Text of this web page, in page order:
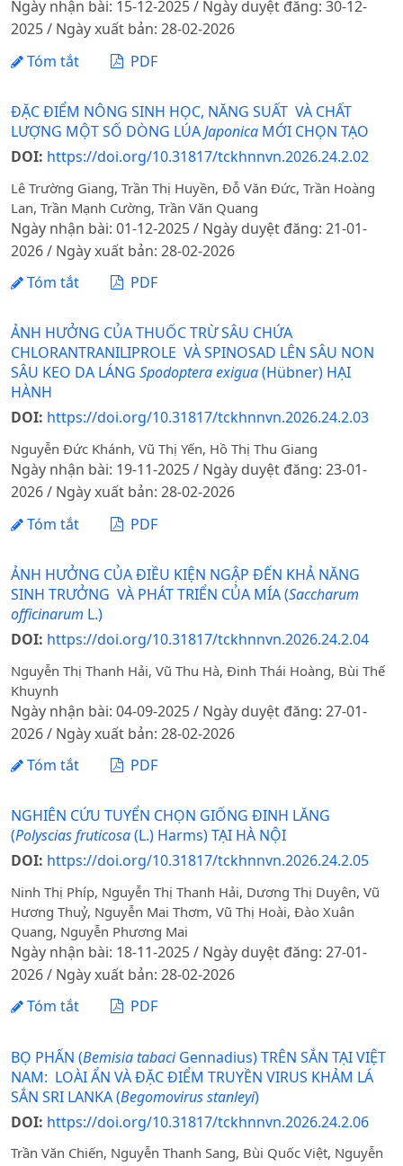
Ngày nhận bài: 15-12-2025 / Ngày duyệt đăng: 30-12-
2025 / Ngày xuất bản: 28-02-2026
Tóm tắt
PDF
ĐẶC ĐIỂM NÔNG SINH HỌC, NĂNG SUẤT VÀ CHẤT
LƯỢNG MỘT SỐ DÒNG LÚAJaponica MỚI CHỌN TẠO
DOI: https://doi.org/10.31817/tckhnnvn.2026.24.2.02
Lê Trường Giang, Trần Thị Huyền, Đỗ Văn Đức, Trần Hoàng
Lan, Trần Mạnh Cường, Trần Văn Quang
Ngày nhận bài: 01-12-2025 / Ngày duyệt đăng: 21-01-
2026 / Ngày xuất bản: 28-02-2026
Tóm tắt
PDF
ẢNH HƯỞNG CỦA THUỐC TRỪ SÂU CHỨA
CHLORANTRANILIPROLE VÀ SPINOSAD LÊN SÂU NON
SÂU KEO DA LÁNG Spodoptera exigua(Hübner) HẠI
HÀNH
DOI: https://doi.org/10.31817/tckhnnvn.2026.24.2.03
Nguyễn Đức Khánh, Vũ Thị Yến, Hồ Thị Thu Giang
Ngày nhận bài: 19-11-2025 / Ngày duyệt đăng: 23-01-
2026 / Ngày xuất bản: 28-02-2026
Tóm tắt
PDF
ẢNH HƯỞNG CỦA ĐIỀU KIỆN NGẬP ĐẾN KHẢ NĂNG
SINH TRƯỞNG VÀ PHÁT TRIỂN CỦA MÍA (Saccharum
officinarum L.)
DOI: https://doi.org/10.31817/tckhnnvn.2026.24.2.04
Nguyễn Thị Thanh Hải, Vũ Thu Hà, Đinh Thái Hoàng, Bùi Thế
Khuynh
Ngày nhận bài: 04-09-2025 / Ngày duyệt đăng: 27-01-
2026 / Ngày xuất bản: 28-02-2026
Tóm tắt
PDF
NGHIÊN CỨU TUYỂN CHỌN GIỐNG ĐINH LĂNG
(Polyscias fruticosa(L.) Harms) TẠI HÀ NỘI
DOI: https://doi.org/10.31817/tckhnnvn.2026.24.2.05
Ninh Thị Phíp, Nguyễn Thị Thanh Hải, Dương Thị Duyên, Vũ
Hương Thuỷ, Nguyễn Mai Thơm, Vũ Thị Hoài, Đào Xuân
Quang, Nguyễn Phương Mai
Ngày nhận bài: 18-11-2025 / Ngày duyệt đăng: 27-01-
2026 / Ngày xuất bản: 28-02-2026
Tóm tắt
PDF
BỌ PHẤN (Bemisia tabaciGennadius) TRÊN SẮN TẠI VIỆT
NAM: LOÀI ẨN VÀ ĐẶC ĐIỂM TRUYỀN VIRUS KHẢM LÁ
SẮN SRI LANKA (Begomovirus stanleyi)
DOI: https://doi.org/10.31817/tckhnnvn.2026.24.2.06
Trần Văn Chiến, Nguyễn Thanh Sang, Bùi Quốc Việt, Nguyễn